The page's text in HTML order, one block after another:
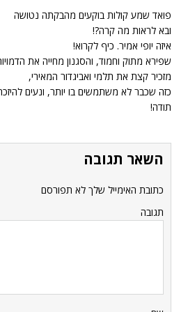
פואד שמע קולות בוקעים מהבקתה נטושה
ובא לראות מה קרה?!
איזה יופי אמיר. כיף לקרוא!
שפירא מתוק וחמוד, והסגנון מחייה את
מזכיר קצת את תלמי ואביגדור המאירי,
כזה שכבר לא משתמשים בו יותר, ונעים
תודה!
השאר תגובה
כתובת האימייל שלך לא תפורסם
תגובה